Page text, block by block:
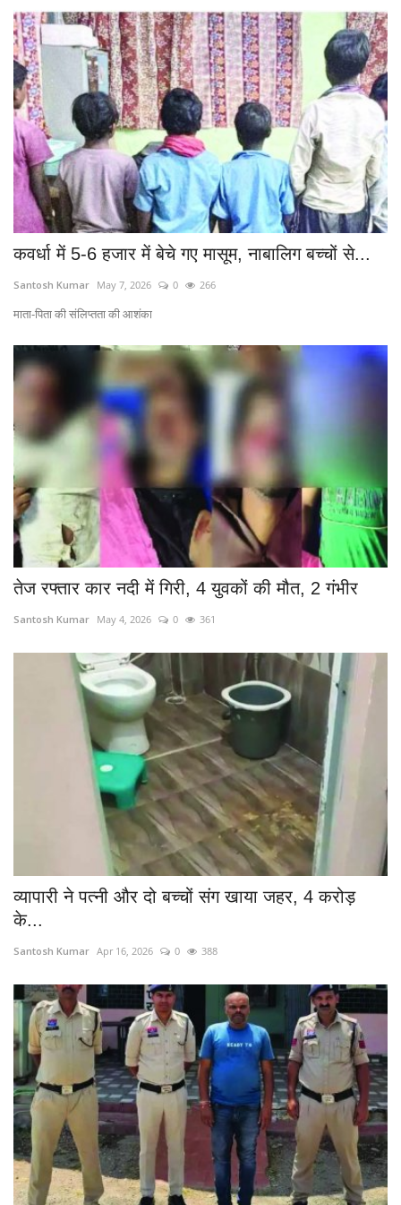
कवर्धा में 5-6 हजार में बेचे गए मासूम, नाबालिग बच्चों से...
Santosh Kumar May 7, 2026 0 266
माता-पिता की संलिप्तता की आशंका
तेज रफ्तार कार नदी में गिरी, 4 युवकों की मौत, 2 गंभीर
Santosh Kumar May 4, 2026 0 361
व्यापारी ने पत्नी और दो बच्चों संग खाया जहर, 4 करोड़
के...
Santosh Kumar Apr 16, 2026 0 388